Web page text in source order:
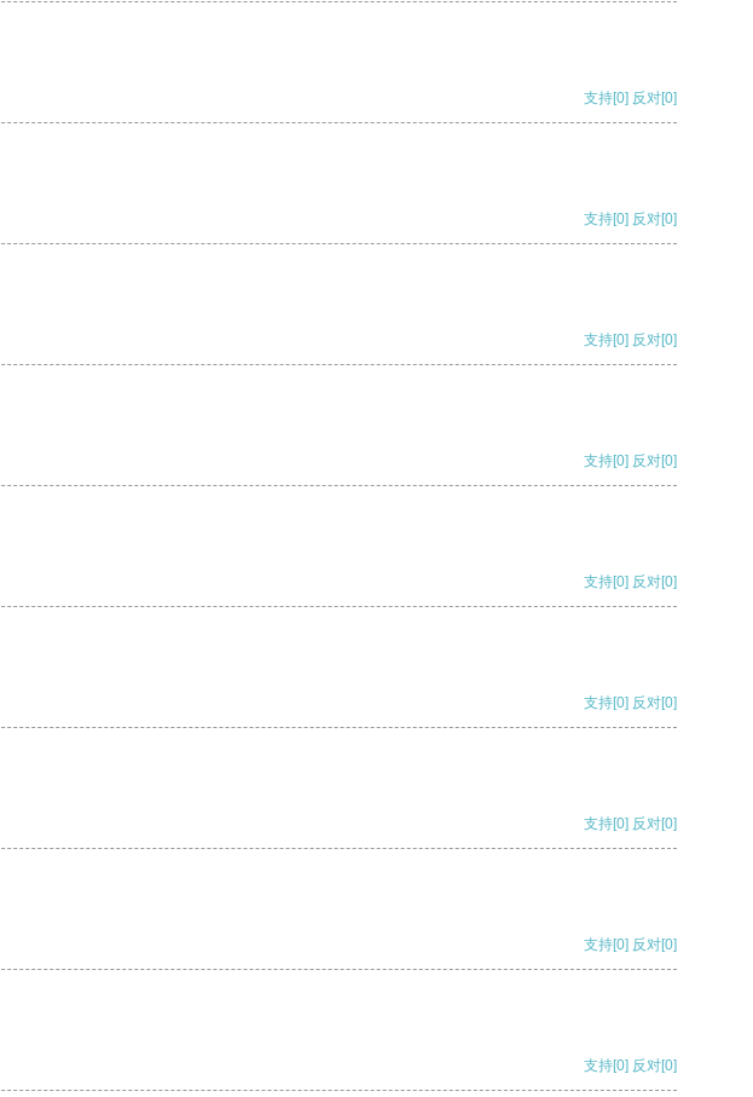
支持[0] 反对[0]
支持[0] 反对[0]
支持[0] 反对[0]
支持[0] 反对[0]
支持[0] 反对[0]
支持[0] 反对[0]
支持[0] 反对[0]
支持[0] 反对[0]
支持[0] 反对[0]